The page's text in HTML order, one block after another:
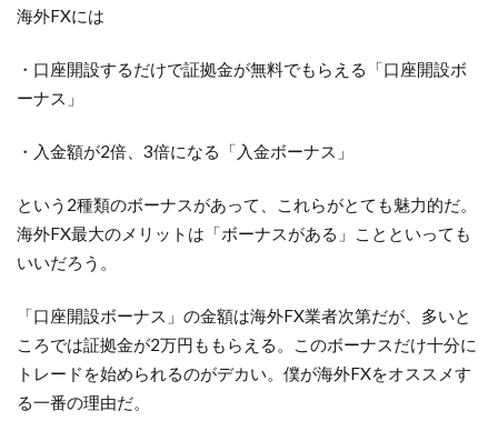
海外FXには
・口座開設するだけで証拠金が無料でもらえる「口座開設ボ
ーナス」
・入金額が2倍、3倍になる「入金ボーナス」
という2種類のボーナスがあって、これらがとても魅力的だ。
海外FX最大のメリットは「ボーナスがある」ことといっても
いいだろう。
「口座開設ボーナス」の金額は海外FX業者次第だが、多いと
ころでは証拠金が2万円ももらえる。このボーナスだけ十分に
トレードを始められるのがデカい。僕が海外FXをオススメす
る一番の理由だ。